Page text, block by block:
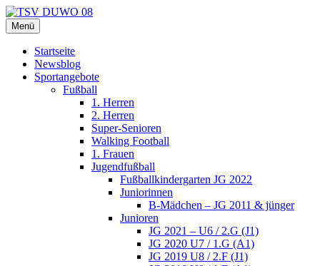
Zum
Inhalt
springen
TSV DUWO 08
Hamburg Sportverein Ohlstedt
Menü
Startseite
Newsblog
Sportangebote
Fußball
1. Herren
2. Herren
Super-Senioren
Walking Football
1. Frauen
Jugendfußball
Fußballkindergarten JG 2022
Juniorinnen
B-Mädchen – JG 2011 & jünger
Junioren
JG 2021 – U6 / 2.G (J1)
JG 2020 U7 / 1.G (A1)
JG 2019 U8 / 2.F (J1)